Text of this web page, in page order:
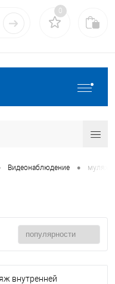
0
Видеонаблюдение • муляжи
внутренней